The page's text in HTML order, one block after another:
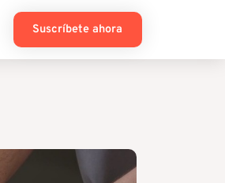
Suscríbete ahora